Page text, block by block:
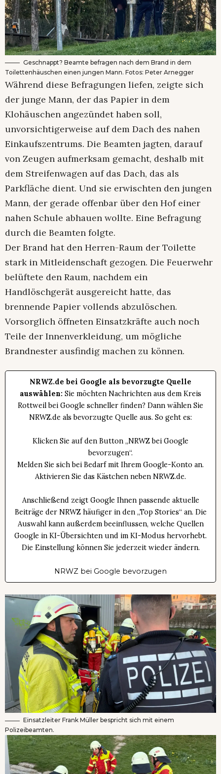
Geschnappt? Beamte befragen nach dem Brand in dem
Toilettenhäuschen einen jungen Mann. Fotos: Peter Arnegger
Während diese Befragungen liefen, zeigte sich
der junge Mann, der das Papier in dem
Klohäuschen angezündet haben soll,
unvorsichtigerweise auf dem Dach des nahen
Einkaufszentrums. Die Beamten jagten, darauf
von Zeugen aufmerksam gemacht, deshalb mit
dem Streifenwagen auf das Dach, das als
Parkfläche dient. Und sie erwischten den jungen
Mann, der gerade offenbar über den Hof einer
nahen Schule abhauen wollte. Eine Befragung
durch die Beamten folgte.
Der Brand hat den Herren-Raum der Toilette
stark in Mitleidenschaft gezogen. Die Feuerwehr
belüftete den Raum, nachdem ein
Handlöschgerät ausgereicht hatte, das
brennende Papier vollends abzulöschen.
Vorsorglich öffneten Einsatzkräfte auch noch
Teile der Innenverkleidung, um mögliche
Brandnester ausfindig machen zu können.
NRWZ.de bei Google als bevorzugte Quelle
auswählen: Sie möchten Nachrichten aus dem Kreis
Rottweil bei Google schneller finden? Dann wählen Sie
NRWZ.de als bevorzugte Quelle aus. So geht es:
Klicken Sie auf den Button „NRWZ bei Google
bevorzugen“.
Melden Sie sich bei Bedarf mit Ihrem Google-Konto an.
Aktivieren Sie das Kästchen neben NRWZ.de.
Anschließend zeigt Google Ihnen passende aktuelle
Beiträge der NRWZ häufiger in den „Top Stories“ an. Die
Auswahl kann außerdem beeinflussen, welche Quellen
Google in KI-Übersichten und im KI-Modus hervorhebt.
Die Einstellung können Sie jederzeit wieder ändern.
NRWZ bei Google bevorzugen
Einsatzleiter Frank Müller bespricht sich mit einem
Polizeibeamten.